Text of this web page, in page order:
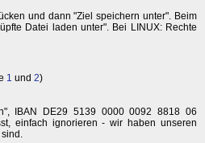
und dann "Ziel speichern unter". Beim
Datei laden unter". Bei LINUX: Rechte
1 und 2)
IBAN DE29 5139 0000 0092 8818 06
einfach ignorieren - wir haben unseren